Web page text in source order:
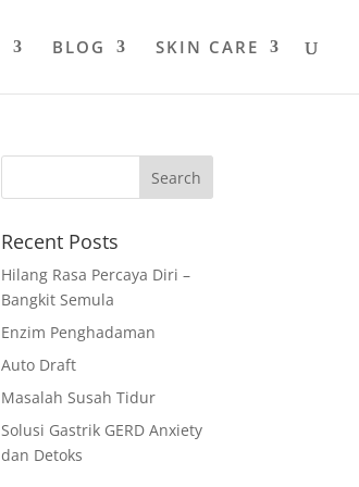
BLOG SKIN CARE
Recent Posts
Hilang Rasa Percaya Diri –
Bangkit Semula
Enzim Penghadaman
Auto Draft
Masalah Susah Tidur
Solusi Gastrik GERD Anxiety
dan Detoks